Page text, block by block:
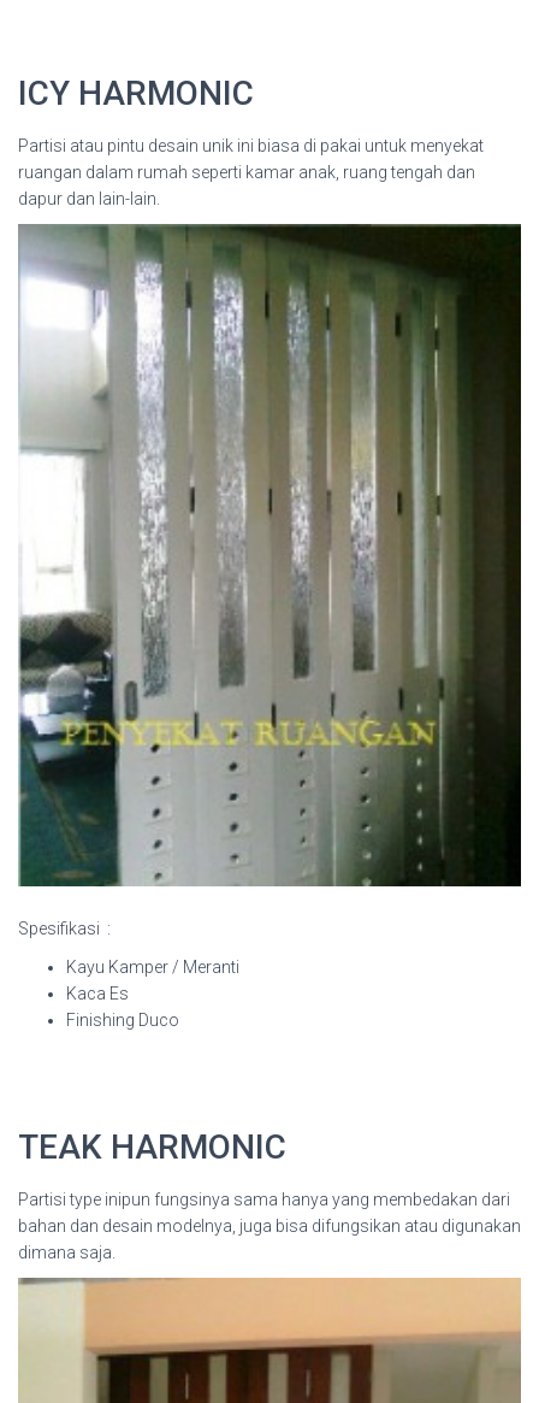
ICY HARMONIC
Partisi atau pintu desain unik ini biasa di pakai untuk menyekat
ruangan dalam rumah seperti kamar anak, ruang tengah dan
dapur dan lain-lain.
Spesifikasi :
Kayu Kamper / Meranti
Kaca Es
Finishing Duco
TEAK HARMONIC
Partisi type inipun fungsinya sama hanya yang membedakan dari
bahan dan desain modelnya, juga bisa difungsikan atau digunakan
dimana saja.